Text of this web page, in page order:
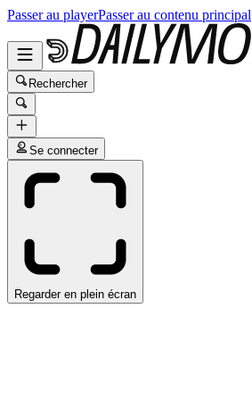
Passer au playerPasser au contenu principal
Rechercher
Se connecter
Regarder en plein écran